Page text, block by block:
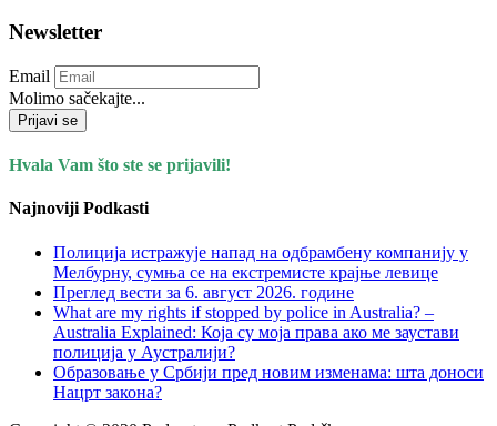
Newsletter
Email
Molimo sačekajte...
Prijavi se
Hvala Vam što ste se prijavili!
Najnoviji Podkasti
Полиција истражује напад на одбрамбену компанију у
Мелбурну, сумња се на екстремисте крајње левице
Преглед вести за 6. август 2026. године
What are my rights if stopped by police in Australia? –
Australia Explained: Која су моја права ако ме заустави
полиција у Аустралији?
Образовање у Србији пред новим изменама: шта доноси
Нацрт закона?